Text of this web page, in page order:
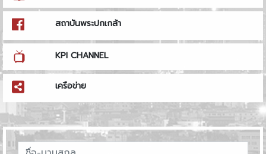
สถาบันพระปกเกล้า
KPI CHANNEL
เครือข่าย